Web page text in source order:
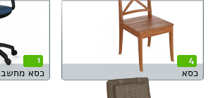
4
כסא
1
כסא מחשב